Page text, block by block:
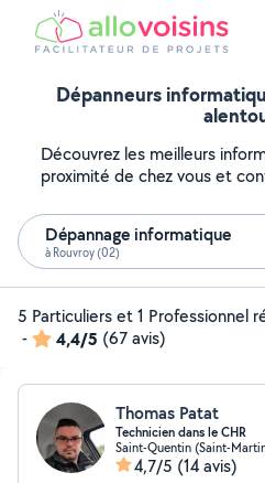
Dépanneurs
Découvrez les meilleurs
proximité de chez vous et
Dépannage informatique
à Rouvroy (02)
5 Particuliers et 1 Professionnel
-
4,4/5 (67 avis)
Thomas Patat
Technicien dans le CHR
Saint-Quentin (Saint-
4,7/5 (14 avis)